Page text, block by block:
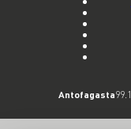
Antofagasta99.1